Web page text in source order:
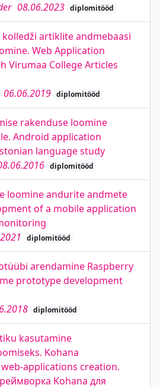
08.06.2023 diplomitööd
kolledži artiklite andmebaasi
Web Application
Virumaa College Articles
06.06.2019 diplomitööd
rakenduse loomine
Android application
language study
diplomitööd
loomine andurite andmete
of a mobile application
diplomitööd
arendamine Raspberry
prototype development
diplomitööd
kasutamine
Kohana
applications creation.
Kohana для